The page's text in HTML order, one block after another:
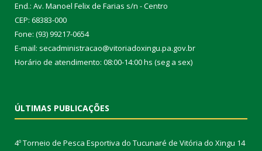
End.: Av. Manoel Felix de Farias s/n - Centro
CEP: 68383-000
Fone: (93) 99217-0654
E-mail: secadministracao@vitoriadoxingu.pa.gov.br
Horário de atendimento: 08:00-14:00 hs (seg a sex)
ÚLTIMAS PUBLICAÇÕES
4º Torneio de Pesca Esportiva do Tucunaré de Vitória do Xingu 14